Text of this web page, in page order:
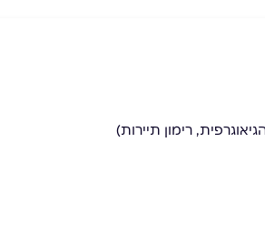
רימון תיירות)